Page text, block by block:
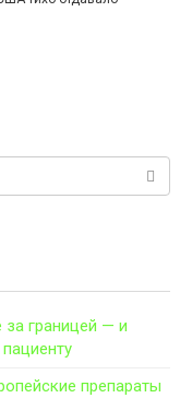
за границей — и
препараты